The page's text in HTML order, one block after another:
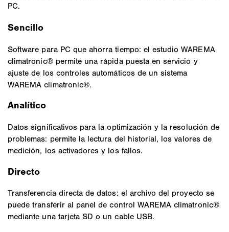
PC.
Sencillo
Software para PC que ahorra tiempo: el estudio WAREMA
climatronic® permite una rápida puesta en servicio y
ajuste de los controles automáticos de un sistema
WAREMA climatronic®.
Analítico
Datos significativos para la optimización y la resolución de
problemas: permite la lectura del historial, los valores de
medición, los activadores y los fallos.
Directo
Transferencia directa de datos: el archivo del proyecto se
puede transferir al panel de control WAREMA climatronic®
mediante una tarjeta SD o un cable USB.